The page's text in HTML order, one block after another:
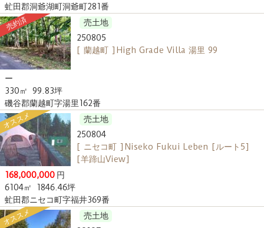
虻田郡洞爺湖町洞爺町281番
売約済
売土地
250805
[ 蘭越町 ] High Grade Villa 湯里 99
ー
330㎡ 99.83坪
磯谷郡蘭越町字湯里162番
オススメ
売土地
250804
[ ニセコ町 ] Niseko Fukui Leben [ルート5]
[羊蹄山View]
168,000,000 円
6104㎡
1846.46坪
虻田郡ニセコ町字福井369番
オススメ
売土地